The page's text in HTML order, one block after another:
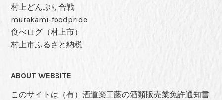
村上どんぶり合戦
murakami-foodpride
食べログ（村上市）
村上市ふるさと納税
ABOUT WEBSITE
このサイトは（有）酒道楽工藤の酒類販売業免許通知書